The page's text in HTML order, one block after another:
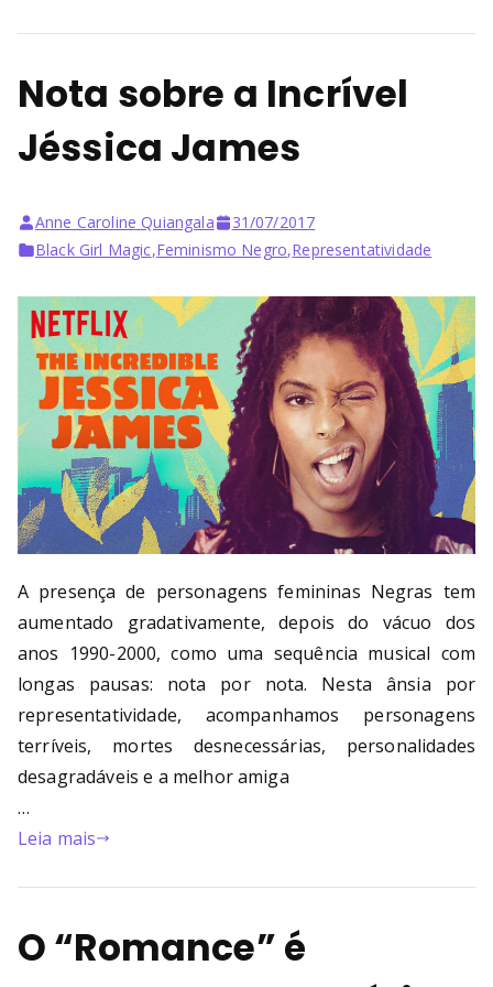
Nota sobre a Incrível
Jéssica James
Anne Caroline Quiangala
31/07/2017
Black Girl Magic,Feminismo Negro,Representatividade
A presença de personagens femininas Negras tem
aumentado gradativamente, depois do vácuo dos
anos 1990-2000, como uma sequência musical com
longas pausas: nota por nota. Nesta ânsia por
representatividade, acompanhamos personagens
terríveis, mortes desnecessárias, personalidades
desagradáveis e a melhor amiga
…
Leia mais
O “Romance” é